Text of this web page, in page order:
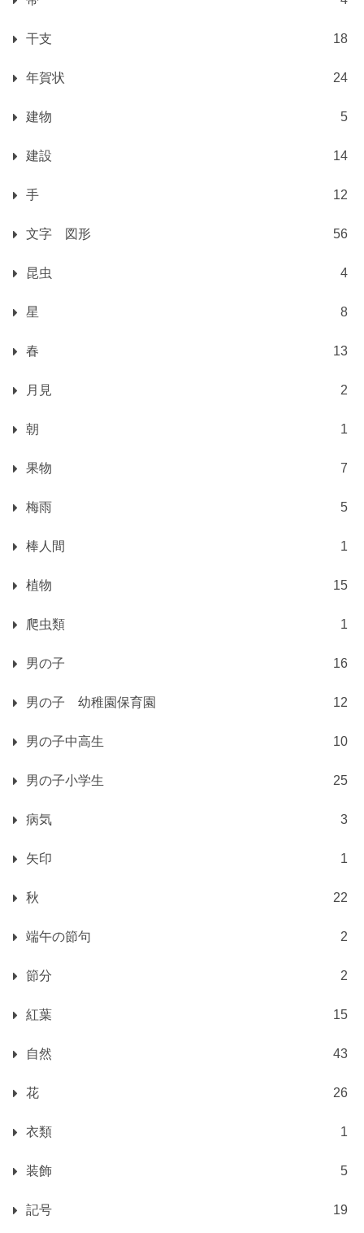
干支 18
年賀状 24
建物 5
建設 14
手 12
文字 図形 56
昆虫 4
星 8
春 13
月見 2
朝 1
果物 7
梅雨 5
棒人間 1
植物 15
爬虫類 1
男の子 16
男の子 幼稚園保育園 12
男の子中高生 10
男の子小学生 25
病気 3
矢印 1
秋 22
端午の節句 2
節分 2
紅葉 15
自然 43
花 26
衣類 1
装飾 5
記号 19